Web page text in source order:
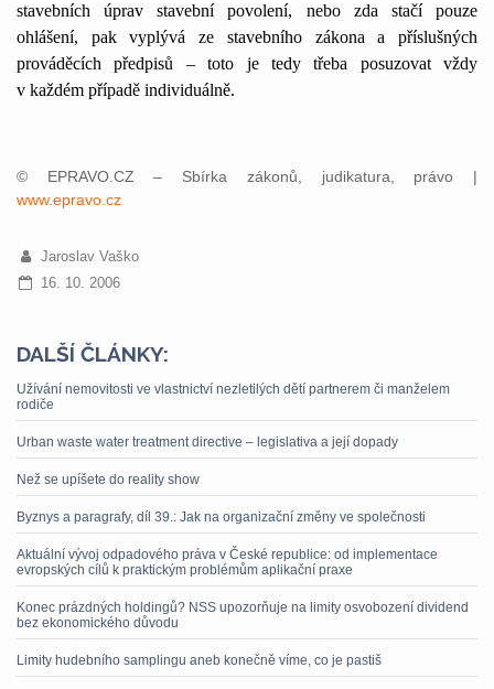
stavebních úprav stavební povolení, nebo zda stačí pouze
ohlášení, pak vyplývá ze stavebního zákona a příslušných
prováděcích předpisů – toto je tedy třeba posuzovat vždy
v každém případě individuálně.
© EPRAVO.CZ – Sbírka zákonů, judikatura, právo |
www.epravo.cz
Jaroslav Vaško
16. 10. 2006
DALŠÍ ČLÁNKY:
Užívání nemovitosti ve vlastnictví nezletilých dětí partnerem či manželem
rodiče
Urban waste water treatment directive – legislativa a její dopady
Než se upíšete do reality show
Byznys a paragrafy, díl 39.: Jak na organizační změny ve společnosti
Aktuální vývoj odpadového práva v České republice: od implementace
evropských cílů k praktickým problémům aplikační praxe
Konec prázdných holdingů? NSS upozorňuje na limity osvobození dividend
bez ekonomického důvodu
Limity hudebního samplingu aneb konečně víme, co je pastiš